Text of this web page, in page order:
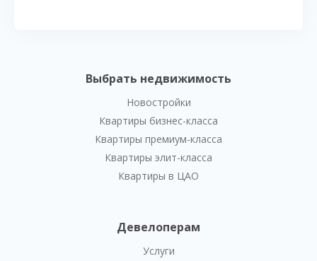
Выбрать недвижимость
Новостройки
Квартиры бизнес-класса
Квартиры премиум-класса
Квартиры элит-класса
Квартиры в ЦАО
Девелоперам
Услуги